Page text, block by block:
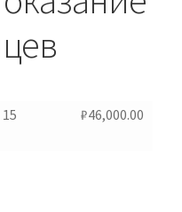
₽46,000.00